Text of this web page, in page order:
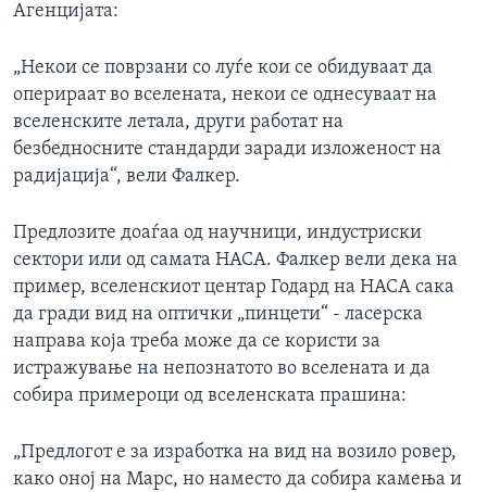
Агенцијата:
„Некои се поврзани со луѓе кои се обидуваат да
оперираат во вселената, некои се однесуваат на
вселенските летала, други работат на
безбедносните стандарди заради изложеност на
радијација“, вели Фалкер.
Предлозите доаѓаа од научници, индустриски
сектори или од самата НАСА. Фалкер вели дека на
пример, вселенскиот центар Годард на НАСА сака
да гради вид на оптички „пинцети“ - ласерска
направа која треба може да се користи за
истражување на непознатото во вселената и да
собира примероци од вселенската прашина:
„Предлогот е за изработка на вид на возило ровер,
како оној на Марс, но наместо да собира камења и